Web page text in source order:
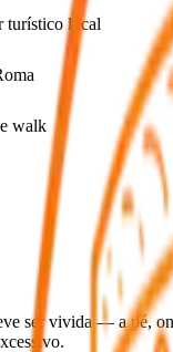
turístico local
walk
ser vivida — a pé,